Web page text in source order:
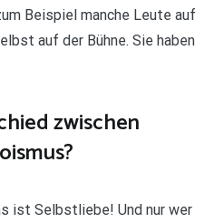
Beispiel manche Leute auf
auf der Bühne. Sie haben
zwischen
ist Selbstliebe! Und nur wer